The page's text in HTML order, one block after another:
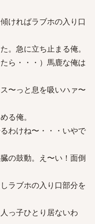
ければラブホの入り口
。急に立ち止まる俺。
ら・・・）馬鹿な俺は
〜っと息を吸いハァ〜
る俺。
わけね〜・・・いやで
の鼓動。え〜い！面倒
ラブホの入り口部分を
っ子ひとり居ないわ